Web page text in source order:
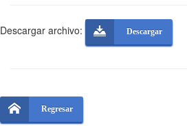
Descargar archivo: Descargar
Regresar